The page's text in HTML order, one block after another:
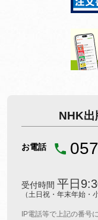
NHK出
お電話
受付時間 平日
（土日祝・年末年始・
IP電話等で上記の番号